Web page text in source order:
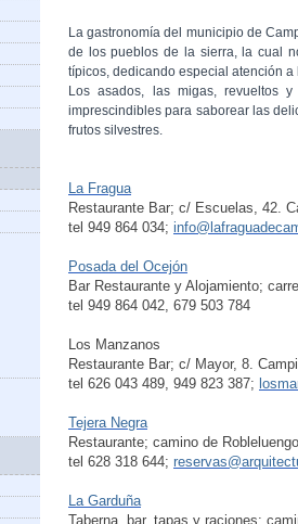
La gastronomía del municipio de
de los pueblos de la sierra, la cual
típicos, dedicando especial atención
Los asados, las migas, revueltos
imprescindibles para saborear las
frutos silvestres.
La Fragua
Restaurante Bar; c/ Escuelas, 42.
tel 949 864 034;
Posada del Ocejón
Bar Restaurante y Alojamiento;
tel 949 864 042, 679 503 784
Los Manzanos
Restaurante Bar; c/ Mayor, 8.
tel 626 043 489, 949 823 387;
Tejera Negra
Restaurante; camino de
tel 628 318 644;
La Garduña
Taberna, bar, tapas y raciones;